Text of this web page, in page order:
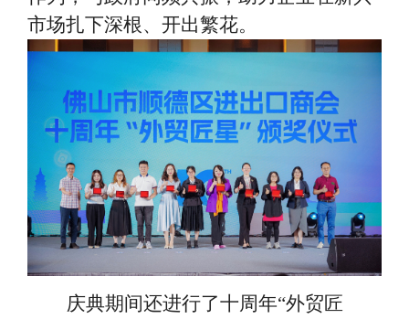
市场扎下深根、开出繁花。
庆典期间还进行了十周年“外贸匠